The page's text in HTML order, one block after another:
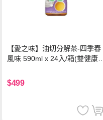
【愛之味】油切分解茶-四季春
風味 590ml x 24入/箱(雙健康認
$499